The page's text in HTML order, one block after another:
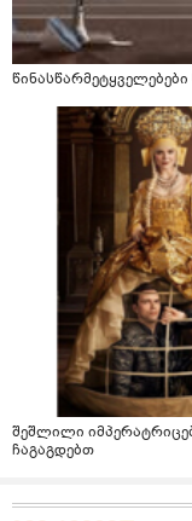
შეშლილი
ჩაგაგდებთ